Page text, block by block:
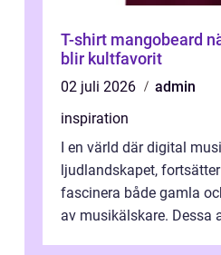
T-shirt mangobeard när vardagsplagg
blir kultfavorit
02 juli 2026
admin
inspiration
I en värld där digital
ljudlandskapet,
fascinera både gamla
av musikälskare. Dessa